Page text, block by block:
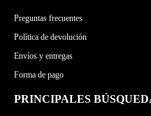
Preguntas frecuentes
Política de devolución
Envíos y entregas
Forma de pago
PRINCIPALES